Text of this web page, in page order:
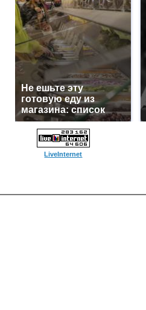
Не ешьте эту
готовую еду из
магазина: список
LiveInternet